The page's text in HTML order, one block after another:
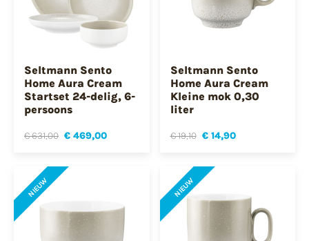
Seltmann Sento
Home Aura Cream
Startset 24-delig, 6-
persoons
€ 631,00 € 469,00
Seltmann Sento
Home Aura Cream
Kleine mok 0,30
liter
€ 19,10 € 14,90
NIEUW NIEUW